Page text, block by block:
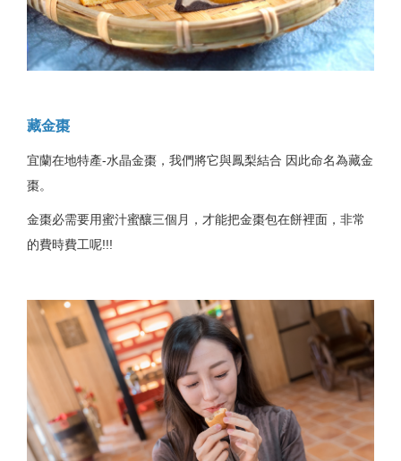
藏金棗
宜蘭在地特產-水晶金棗，我們將它與鳳梨結合 因此命名為藏金
棗。
金棗必需要用蜜汁蜜釀三個月，才能把金棗包在餅裡面，非常
的費時費工呢!!!